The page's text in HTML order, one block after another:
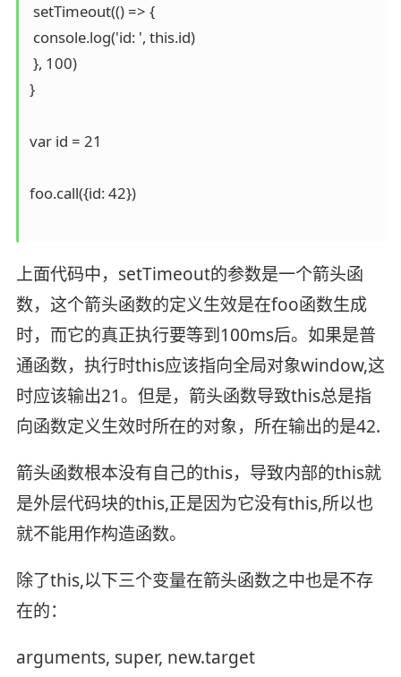
setTimeout(() => {
console.log('id: ', this.id)
}, 100)
}
var id = 21
foo.call({id: 42})
上面代码中，setTimeout的参数是一个箭头函
数，这个箭头函数的定义生效是在foo函数生成
时，而它的真正执行要等到100ms后。如果是普
通函数，执行时this应该指向全局对象window,这
时应该输出21。但是，箭头函数导致this总是指
向函数定义生效时所在的对象，所在输出的是42.
箭头函数根本没有自己的this，导致内部的this就
是外层代码块的this,正是因为它没有this,所以也
就不能用作构造函数。
除了this,以下三个变量在箭头函数之中也是不存
在的：
arguments, super, new.target